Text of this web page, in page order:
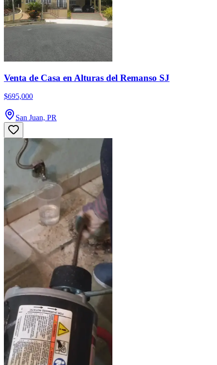
Venta de Casa en Alturas del Remanso SJ
$695,000
San Juan, PR